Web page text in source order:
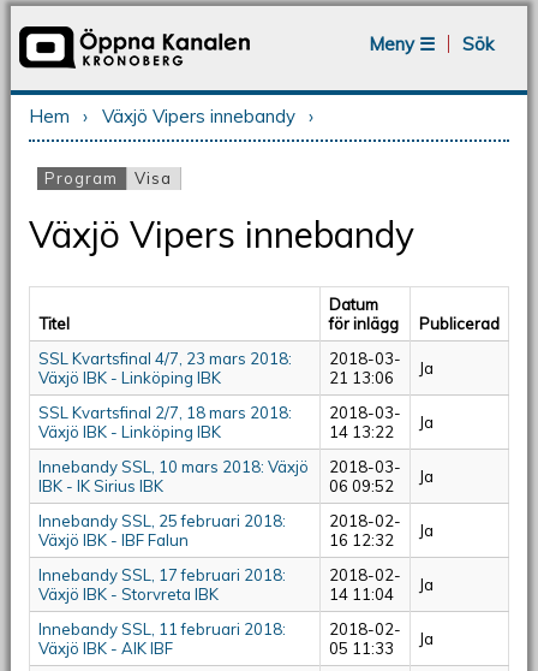
Meny ☰
Sök
Du är här
Hem › Växjö Vipers innebandy ›
Primära flikar
Program (aktiv flik)
Visa
Växjö Vipers innebandy
Titel
Datum
för inlägg
Publicerad
SSL Kvartsfinal 4/7, 23 mars 2018:
Växjö IBK - Linköping IBK
2018-03-
21 13:06
Ja
SSL Kvartsfinal 2/7, 18 mars 2018:
Växjö IBK - Linköping IBK
2018-03-
14 13:22
Ja
Innebandy SSL, 10 mars 2018: Växjö
IBK - IK Sirius IBK
2018-03-
06 09:52
Ja
Innebandy SSL, 25 februari 2018:
Växjö IBK - IBF Falun
2018-02-
16 12:32
Ja
Innebandy SSL, 17 februari 2018:
Växjö IBK - Storvreta IBK
2018-02-
14 11:04
Ja
Innebandy SSL, 11 februari 2018:
Växjö IBK - AIK IBF
2018-02-
05 11:33
Ja